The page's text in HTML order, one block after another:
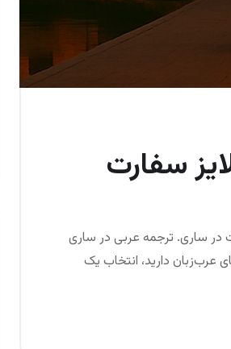
سفارت
در ساری. ترجمه عربی در ساری
عرب‌زبان دارید، انتخاب یک